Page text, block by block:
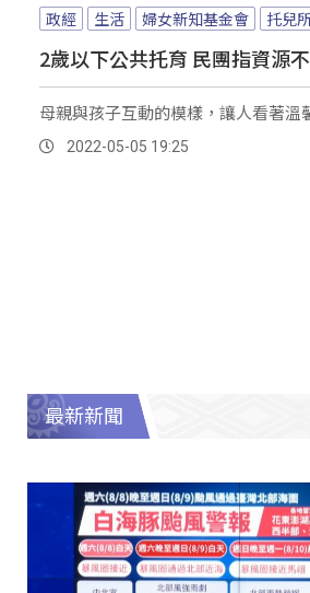
政經 生活 婦女新知基金會 托兒
2歲以下公共托育 民團指資源
母親與孩子互動的模樣，讓人看著溫
2022-05-05 19:25
最新新聞